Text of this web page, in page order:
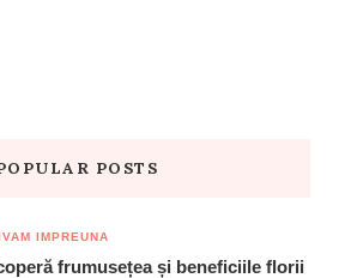
POSTS
IMPREUNA
frumusețea și beneficiile florii